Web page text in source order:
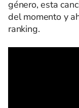
género, esta
del momento y
ranking.